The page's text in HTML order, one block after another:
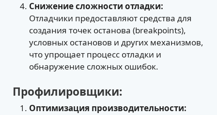
Снижение сложности отладки:
Отладчики предоставляют средства для
создания точек останова (breakpoints),
условных остановов и других механизмов,
что упрощает процесс отладки и
обнаружение сложных ошибок.
Профилировщики:
Оптимизация производительности: